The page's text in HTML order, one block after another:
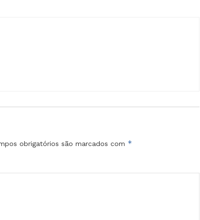
obrigatórios são marcados com *